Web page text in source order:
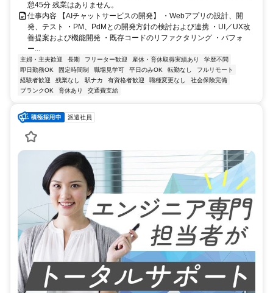
憩45分 残業はありません。
仕事内容 【AIチャットサービスの開発】 ・Webアプリの設計、開
発、テスト ・PM、PdMとの開発方針の検討および連携 ・UI／UX改
善提案および機能開発 ・既存コードのリファクタリング ・パフォ
ー...
主婦・主夫歓迎 長期 フリーター歓迎 産休・育休取得実績あり
学歴不問
即日勤務OK
固定時間制 職場見学可 平日のみOK 転勤なし
フルリモート
経験者歓迎
残業なし 駅ナカ 有資格者歓迎 職種変更なし
社会保険完備
ブランクOK
育休あり 交通費支給
派遣社員